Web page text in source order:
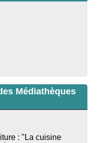
Médiathèques
par Dominique